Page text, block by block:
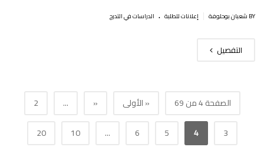
BY شعبان بوحلوفة إعلانات للطلبة . الدراسات في التدرج
التفصيل
الصفحة 4 من 69 « الأولى «
...
2
3
4
5
6
...
10
20